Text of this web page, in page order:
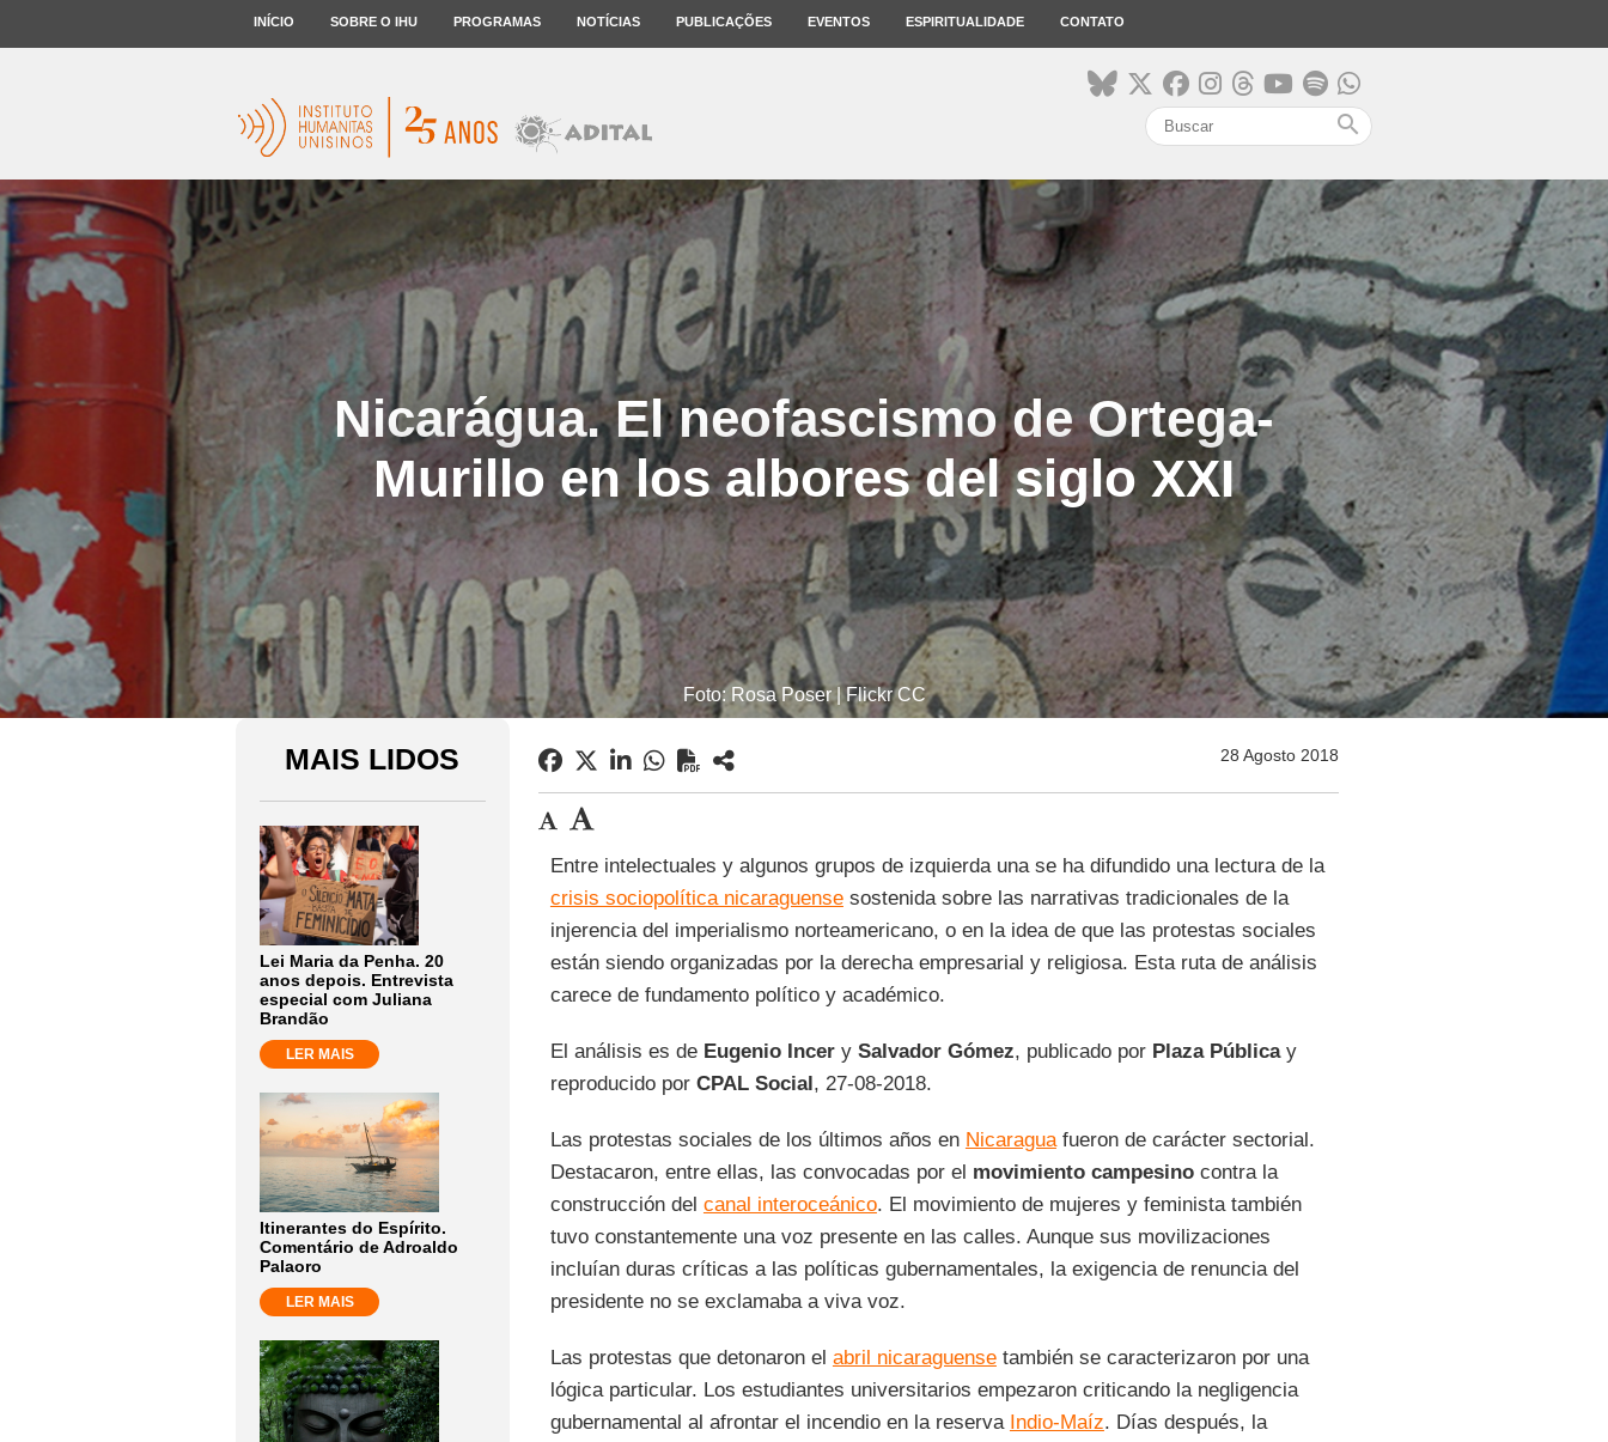
INÍCIO SOBRE O IHU PROGRAMAS NOTÍCIAS PUBLICAÇÕES EVENTOS ESPIRITUALIDADE CONTATO
search
Nicarágua. El neofascismo de Ortega-
Murillo en los albores del siglo XXI
Foto: Rosa Poser | Flickr CC
MAIS LIDOS
Lei Maria da Penha. 20
anos depois. Entrevista
especial com Juliana
Brandão
LER MAIS
Itinerantes do Espírito.
Comentário de Adroaldo
Palaoro
LER MAIS
28 Agosto 2018
Entre intelectuales y algunos grupos de izquierda una se ha difundido una lectura de la
crisis sociopolítica nicaraguensesostenida sobre las narrativas tradicionales de la
injerencia del imperialismo norteamericano, o en la idea de que las protestas sociales
están siendo organizadas por la derecha empresarial y religiosa. Esta ruta de análisis
carece de fundamento político y académico.
El análisis es de Eugenio Incery Salvador Gómez, publicado por Plaza Públicay
reproducido por CPAL Social, 27-08-2018.
Las protestas sociales de los últimos años en Nicaraguafueron de carácter sectorial.
Destacaron, entre ellas, las convocadas por el movimiento campesinocontra la
construcción del canal interoceánico. El movimiento de mujeres y feminista también
tuvo constantemente una voz presente en las calles. Aunque sus movilizaciones
incluían duras críticas a las políticas gubernamentales, la exigencia de renuncia del
presidente no se exclamaba a viva voz.
Las protestas que detonaron el abril nicaraguensetambién se caracterizaron por una
lógica particular. Los estudiantes universitarios empezaron criticando la negligencia
gubernamental al afrontar el incendio en la reserva Indio-Maíz. Días después, la